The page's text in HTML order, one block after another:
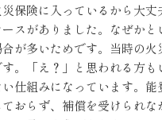
保険に入っているから大
スがありました。なぜか
が多いためです。当時の
。「え？」と思われる方
仕組みになっています。
おらず、補償を受けられ